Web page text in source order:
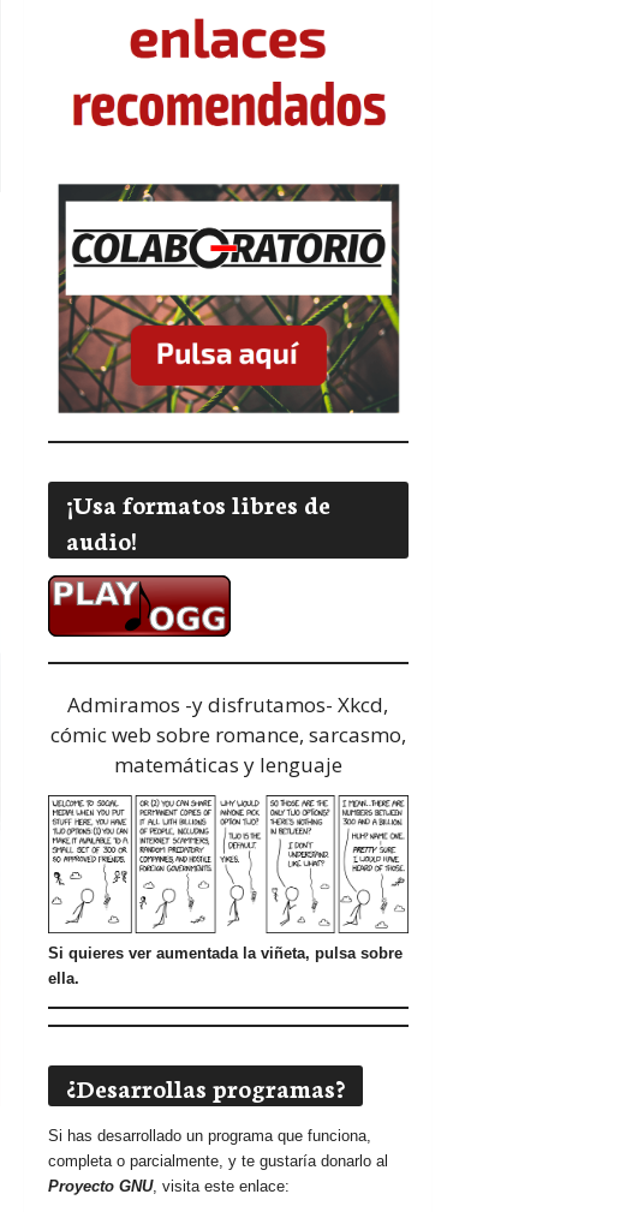
¡Usa formatos libres de
audio!
Admiramos -y disfrutamos- Xkcd,
cómic web sobre romance, sarcasmo,
matemáticas y lenguaje
Si quieres ver aumentada la viñeta, pulsa sobre
ella.
¿Desarrollas programas?
Si has desarrollado un programa que funciona,
completa o parcialmente, y te gustaría donarlo al
Proyecto GNU, visita este enlace: